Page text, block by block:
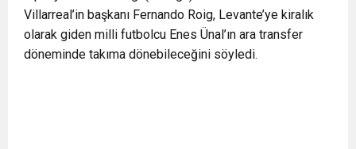
0:12 Nar suyunun antioksidan seviyesi yeşil çaydan
0:07 DİTİB kurucularından Abdullah Uzunalioğlu‘nun
Villarreal’in başkanı Fernando Roig, Levante’ye kiralık
olarak giden milli futbolcu Enes Ünal’ın ara transfer
döneminde takıma dönebileceğini söyledi.